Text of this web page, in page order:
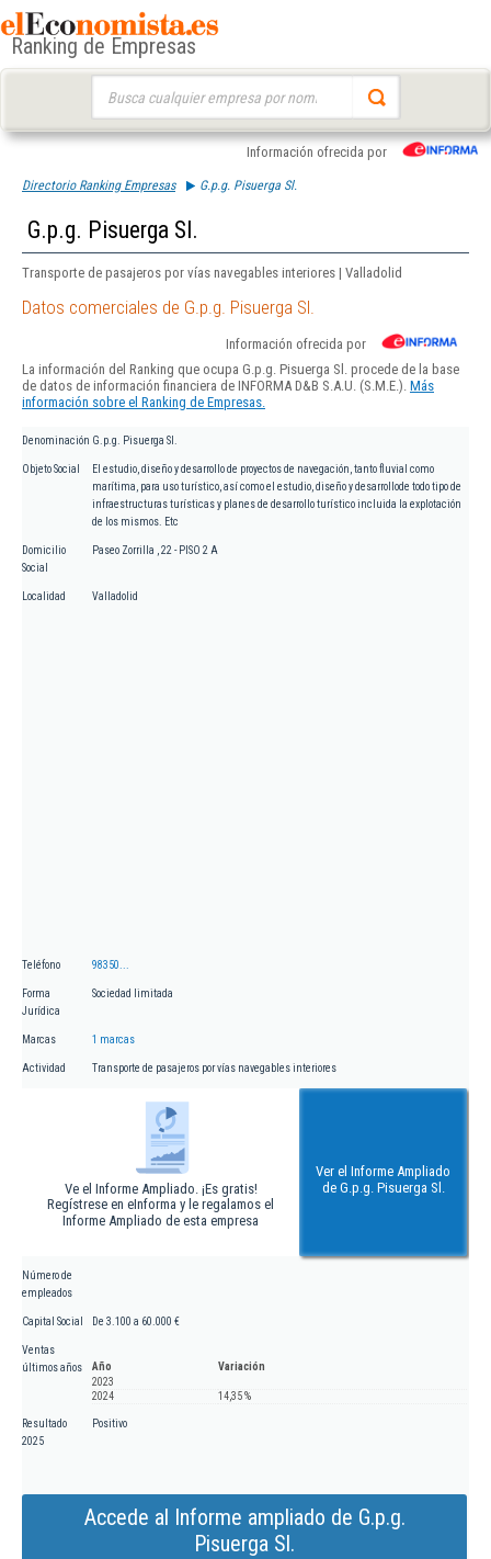
Ranking de Empresas
Información ofrecida por
Directorio Ranking Empresas G.p.g. Pisuerga Sl.
G.p.g. Pisuerga Sl.
Transporte de pasajeros por vías navegables interiores | Valladolid
Datos comerciales de G.p.g. Pisuerga Sl.
Información ofrecida por
La información del Ranking que ocupa G.p.g. Pisuerga Sl. procede de la base
de datos de información financiera de INFORMA D&B S.A.U. (S.M.E.). Más
información sobre el Ranking de Empresas.
Denominación G.p.g. Pisuerga Sl.
Objeto Social
El estudio, diseño y desarrollo de proyectos de navegación, tanto fluvial como
marítima, para uso turístico, así como el estudio, diseño y desarrollode todo tipo de
infraestructuras turísticas y planes de desarrollo turístico incluida la explotación
de los mismos. Etc
Domicilio
Social
Paseo Zorrilla , 22 - PISO 2 A
Localidad Valladolid
Teléfono 98350...
Forma
Jurídica
Sociedad limitada
Marcas 1 marcas
Actividad Transporte de pasajeros por vías navegables interiores
Ve el Informe Ampliado. ¡Es gratis!
Regístrese en eInforma y le regalamos el
Informe Ampliado de esta empresa
Ver el Informe Ampliado
de G.p.g. Pisuerga Sl.
Número de
empleados
Capital Social De 3.100 a 60.000 €
Ventas
últimos años
Año
Variación
2023
2024
14,35 %
Resultado
2025
Positivo
Accede al Informe ampliado de G.p.g.
Pisuerga Sl.